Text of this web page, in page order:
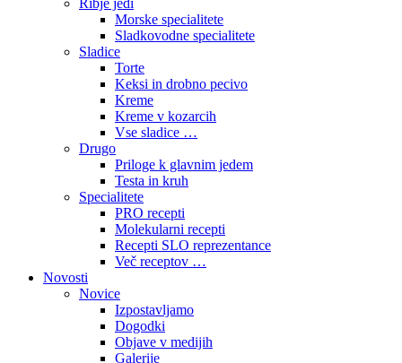
Ribje jedi
Morske specialitete
Sladkovodne specialitete
Sladice
Torte
Keksi in drobno pecivo
Kreme
Kreme v kozarcih
Vse sladice …
Drugo
Priloge k glavnim jedem
Testa in kruh
Specialitete
PRO recepti
Molekularni recepti
Recepti SLO reprezentance
Več receptov …
Novosti
Novice
Izpostavljamo
Dogodki
Objave v medijih
Galerije